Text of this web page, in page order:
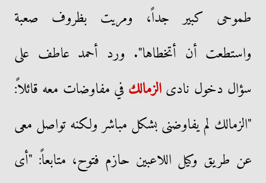
طموحى كبير جداً، ومريت بظروف صعبة
واستطعت أن أتخطاها". ورد أحمد عاطف على
سؤال دخول نادىالزمالكفي مفاوضات معه قائلاً:
"الزمالك لم يفاوضنى بشكل مباشر ولكنه تواصل معى
عن طريق وكيل اللاعبين حازم فتوح، متابعاً: "أى